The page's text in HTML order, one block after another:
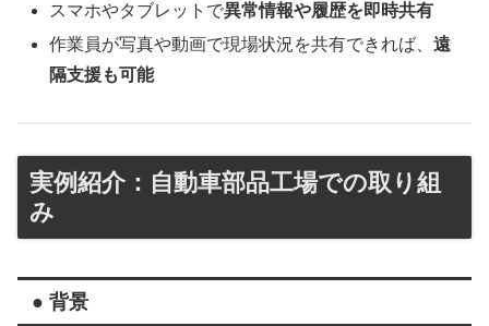
スマホやタブレットで異常情報や履歴を即時共有
作業員が写真や動画で現場状況を共有できれば、遠
隔支援も可能
実例紹介：自動車部品工場での取り組
み
● 背景